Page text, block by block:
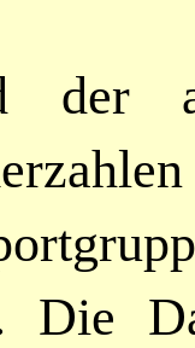
der
Die